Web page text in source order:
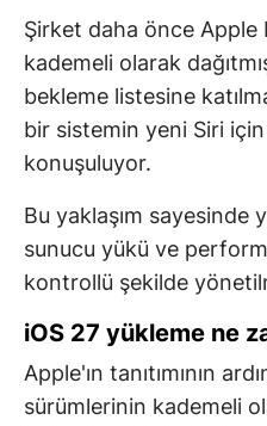
Şirket daha önce
kademeli olarak
bekleme listesine
bir sistemin yeni Siri
konuşuluyor.
Bu yaklaşım sayesinde
sunucu yükü ve
kontrollü şekilde
iOS 27 yükleme ne
Apple'ın tanıtımının
sürümlerinin kademeli